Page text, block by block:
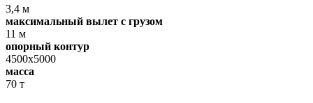
3,4 м
максимальный вылет с грузом
11 м
опорный контур
4500х5000
масса
70 т